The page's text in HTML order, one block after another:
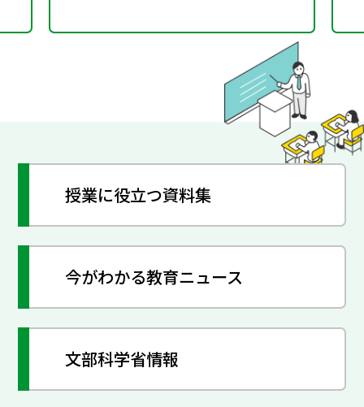
授業に役立つ資料集
今がわかる教育ニュース
文部科学省情報